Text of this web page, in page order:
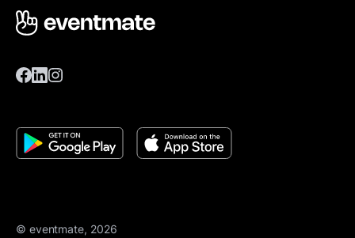
© eventmate, 2026